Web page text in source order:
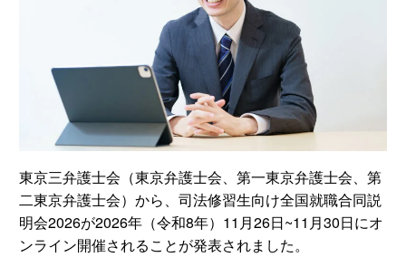
東京三弁護士会（東京弁護士会、第一東京弁護士会、第
二東京弁護士会）から、司法修習生向け全国就職合同説
明会2026が2026年（令和8年）11月26日~11月30日にオ
ンライン開催されることが発表されました。